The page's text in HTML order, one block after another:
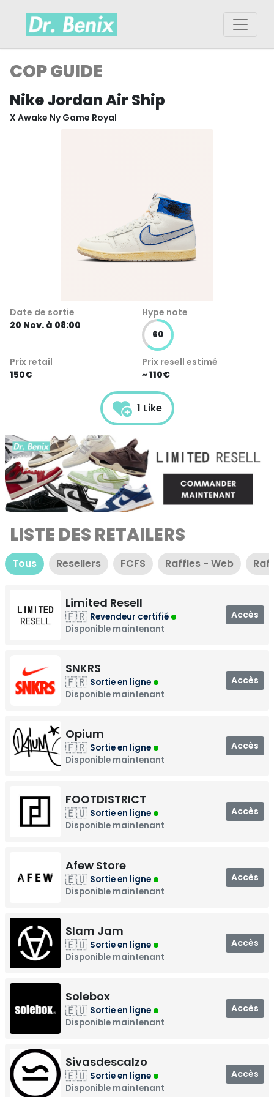
COP GUIDE
Nike Jordan Air Ship
X Awake Ny Game Royal
Date de sortie
20 Nov. à 08:00
Hype note
60
Prix retail
150€
Prix resell estimé
~ 110€
1 Like
LISTE DES RETAILERS
Tous Resellers FCFS Raffles - Web
Limited Resell
🇫🇷 Revendeur certifié
Disponible maintenant
Accès
SNKRS
🇫🇷 Sortie en ligne
Disponible maintenant
Accès
Opium
🇫🇷 Sortie en ligne
Disponible maintenant
Accès
FOOTDISTRICT
🇪🇺 Sortie en ligne
Disponible maintenant
Accès
Afew Store
🇪🇺 Sortie en ligne
Disponible maintenant
Accès
Slam Jam
🇪🇺 Sortie en ligne
Disponible maintenant
Accès
Solebox
🇪🇺 Sortie en ligne
Disponible maintenant
Accès
Sivasdescalzo
🇪🇺 Sortie en ligne
Disponible maintenant
Accès